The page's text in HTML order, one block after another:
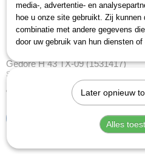
Gedore H 43 TX-09 (1531417)
Stiftsleutelset 9-dlg TX T7-
€ 29,71
media-, advertentie- en
hoe u onze site gebruikt. Zij
combinatie met andere gegevens
door uw gebruik van hun diensten
Later opnieuw
Alles